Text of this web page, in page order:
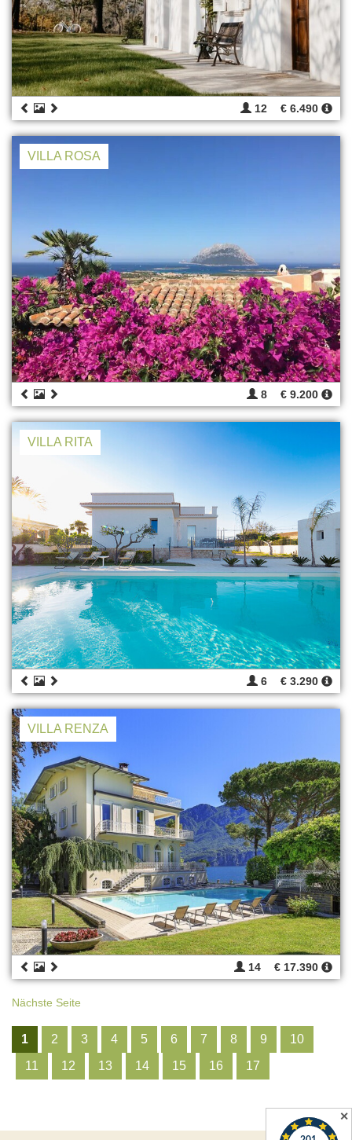
12 € 6.490
VILLA ROSA
8 € 9.200
VILLA RITA
6 € 3.290
VILLA RENZA
14 € 17.390
Nächste Seite
1 2 3 4 5 6 7 8 9
10
11
12 13 14 15 16 17
✕